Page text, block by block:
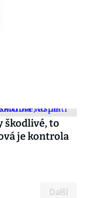
škodlivé, to
je kontrola
Další